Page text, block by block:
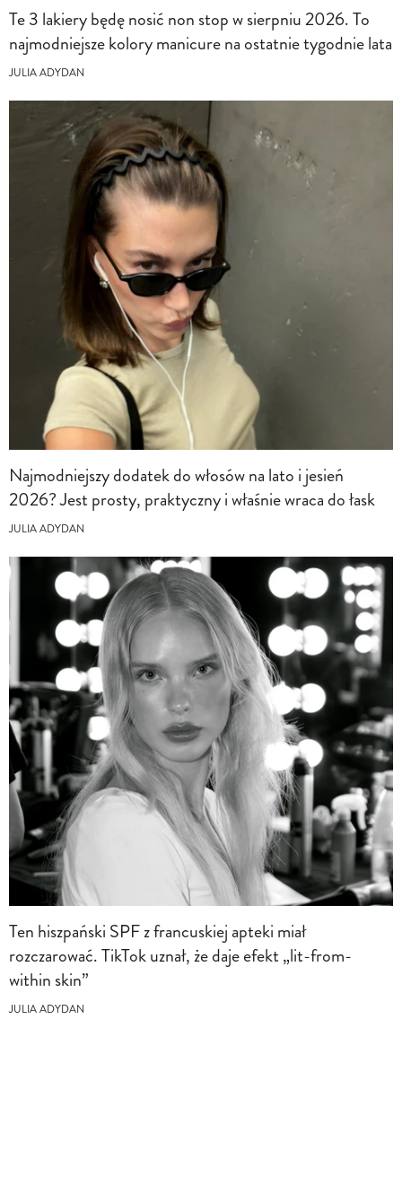
Te 3 lakiery będę nosić non stop w sierpniu 2026. To
najmodniejsze kolory manicure na ostatnie tygodnie lata
JULIA ADYDAN
Najmodniejszy dodatek do włosów na lato i jesień
2026? Jest prosty, praktyczny i właśnie wraca do łask
JULIA ADYDAN
Ten hiszpański SPF z francuskiej apteki miał
rozczarować. TikTok uznał, że daje efekt „lit-from-
within skin”
JULIA ADYDAN